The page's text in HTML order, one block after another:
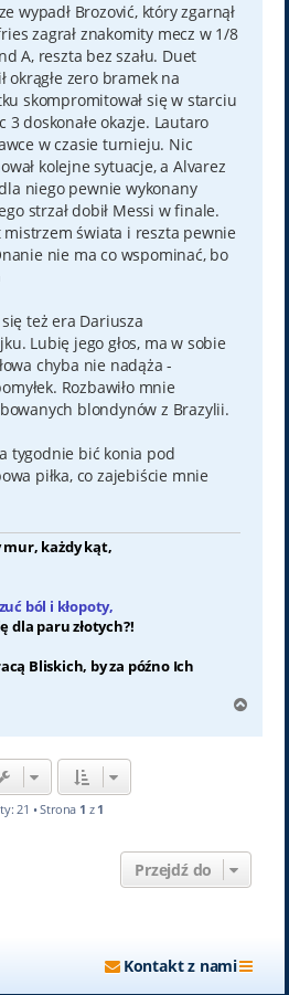
wypadł Brozović, który zgarnął
zagrał znakomity mecz w 1/8
A, reszta bez szału. Duet
okrągłe zero bramek na
skompromitował się w starciu
doskonałe okazje. Lautaro
w czasie turnieju. Nic
kolejne sytuacje, a Alvarez
niego pewnie wykonany
strzał dobił Messi w finale.
mistrzem świata i reszta pewnie
nie ma co wspominać, bo
też era Dariusza
Lubię jego głos, ma w sobie
chyba nie nadąża -
Rozbawiło mnie
blondynów z Brazylii.
tygodnie bić konia pod
piłka, co zajebiście mnie
mur, każdy kąt,
ból i kłopoty,
dla paru złotych?!
Bliskich, by za późno Ich
g
21 • Strona 1 z 1
Przejdź do
Kontakt z nami